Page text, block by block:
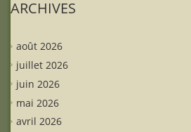
ARCHIVES
août 2026
juillet 2026
juin 2026
mai 2026
avril 2026